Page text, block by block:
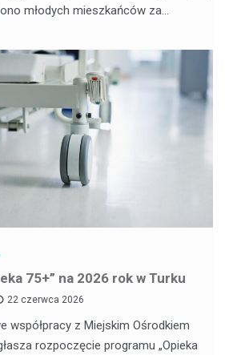
młodych mieszkańców za…
75+” na 2026 rok w Turku
22 czerwca 2026
współpracy z Miejskim Ośrodkiem
rozpoczęcie programu „Opieka